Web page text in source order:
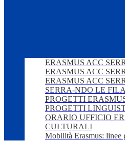
ERASMUS ACC
ERASMUS ACC
ERASMUS ACC
SERRA-NDO LE
PROGETTI
PROGETTI
ORARIO UFFICIO
CULTURALI
Mobilità Erasmus: linee